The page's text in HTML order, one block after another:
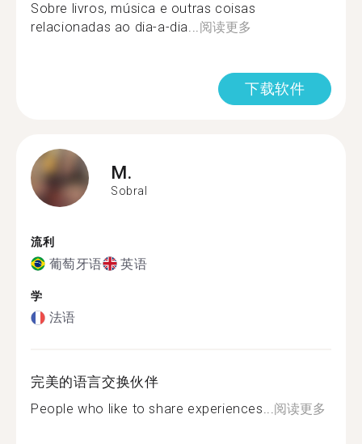
Sobre livros, música e outras coisas
relacionadas ao dia-a-dia...阅读更多
下载软件
M.
Sobral
流利
葡萄牙语 英语
学
法语
完美的语言交换伙伴
People who like to share experiences...阅读更多